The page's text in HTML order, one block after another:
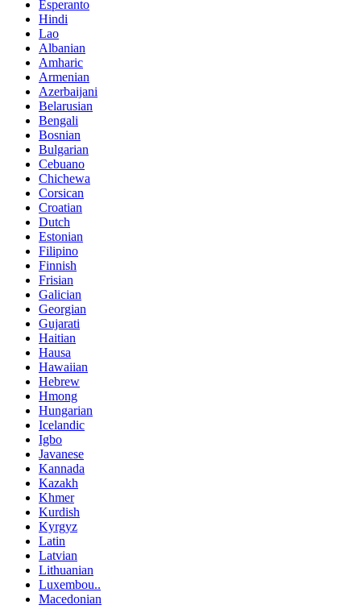
Esperanto
Hindi
Lao
Albanian
Amharic
Armenian
Azerbaijani
Belarusian
Bengali
Bosnian
Bulgarian
Cebuano
Chichewa
Corsican
Croatian
Dutch
Estonian
Filipino
Finnish
Frisian
Galician
Georgian
Gujarati
Haitian
Hausa
Hawaiian
Hebrew
Hmong
Hungarian
Icelandic
Igbo
Javanese
Kannada
Kazakh
Khmer
Kurdish
Kyrgyz
Latin
Latvian
Lithuanian
Luxembou..
Macedonian